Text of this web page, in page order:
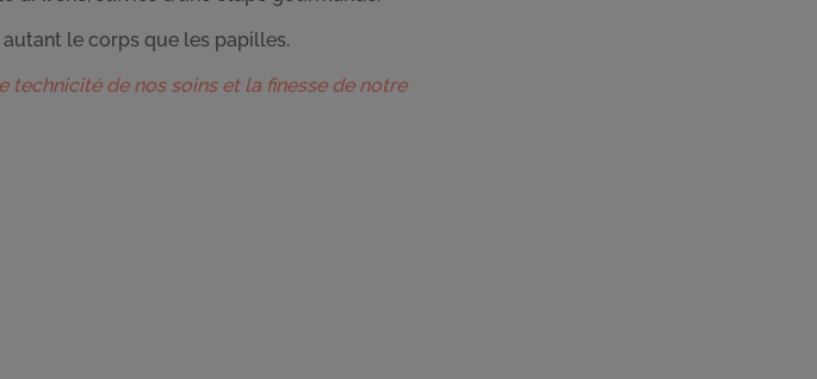
le corps que les papilles.
de nos soins et la finesse de notre